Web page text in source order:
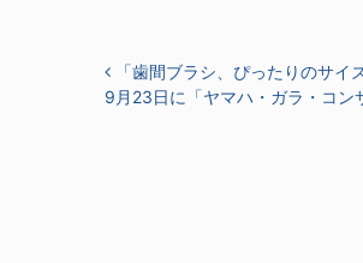
投稿ナビゲーション
「歯間ブラシ、ぴったりのサ
9月23日に「ヤマハ・ガラ・コン